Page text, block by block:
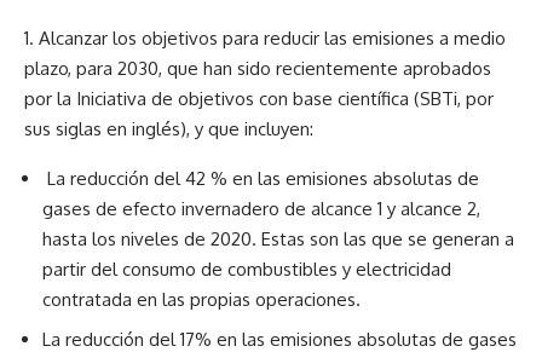
Alcanzar los objetivos para reducir las emisiones a medio
plazo, para 2030, que han sido recientemente aprobados
por la Iniciativa de objetivos con base científica (SBTi, por
sus siglas en inglés), y que incluyen:
La reducción del 42 % en las emisiones absolutas de
gases de efecto invernadero de alcance 1 y alcance 2,
hasta los niveles de 2020. Estas son las que se generan a
partir del consumo de combustibles y electricidad
contratada en las propias operaciones.
La reducción del 17% en las emisiones absolutas de gases